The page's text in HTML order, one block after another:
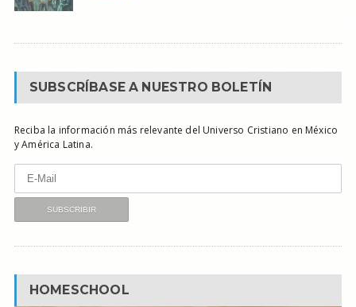
SUBSCRÍBASE A NUESTRO BOLETÍN
Reciba la información más relevante del Universo Cristiano en México
y América Latina.
HOMESCHOOL